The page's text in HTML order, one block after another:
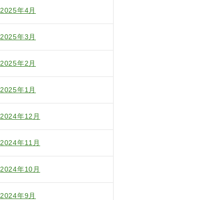
2025年4月
2025年3月
2025年2月
2025年1月
2024年12月
2024年11月
2024年10月
2024年9月